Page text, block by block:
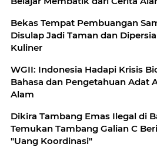
Bekas Tempat Pembuangan
Disulap Jadi Taman dan
Kuliner
WGII: Indonesia Hadapi Krisis
Bahasa dan Pengetahuan Adat
Alam
Dikira Tambang Emas Ilegal di
Temukan Tambang Galian C
"Uang Koordinasi"